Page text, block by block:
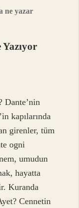
ne yazar
Yazıyor
Dante’nin
kapılarında
girenler, tüm
ogni
umudun
hayatta
Kuranda
Cennetin